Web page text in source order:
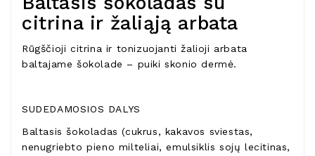
citrina ir žaliąją arbata
Rūgščioji citrina ir tonizuojanti žalioji arbata
baltajame šokolade – puiki skonio dermė.
SUDEDAMOSIOS DALYS
Baltasis šokoladas (cukrus, kakavos sviestas,
nenugriebto pieno milteliai, emulsiklis sojų lecitinas,